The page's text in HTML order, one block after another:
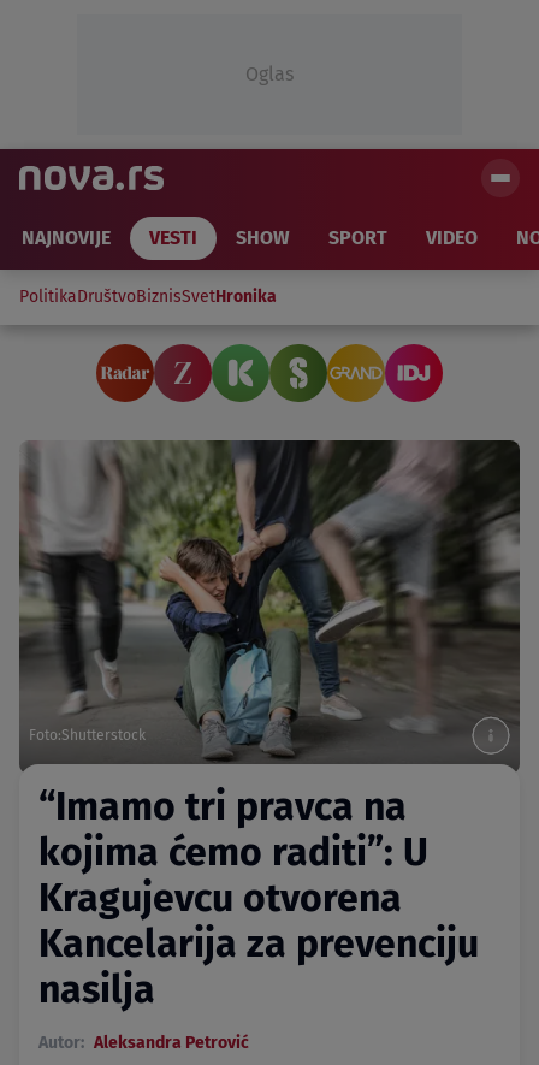
Oglas
NAJNOVIJE VESTI SHOW SPORT VIDEO
PolitikaDruštvoBiznisSvetHronika
Foto:Shutterstock
“Imamo tri pravca na
kojima ćemo raditi”: U
Kragujevcu otvorena
Kancelarija za prevenciju
nasilja
Autor: Aleksandra Petrović